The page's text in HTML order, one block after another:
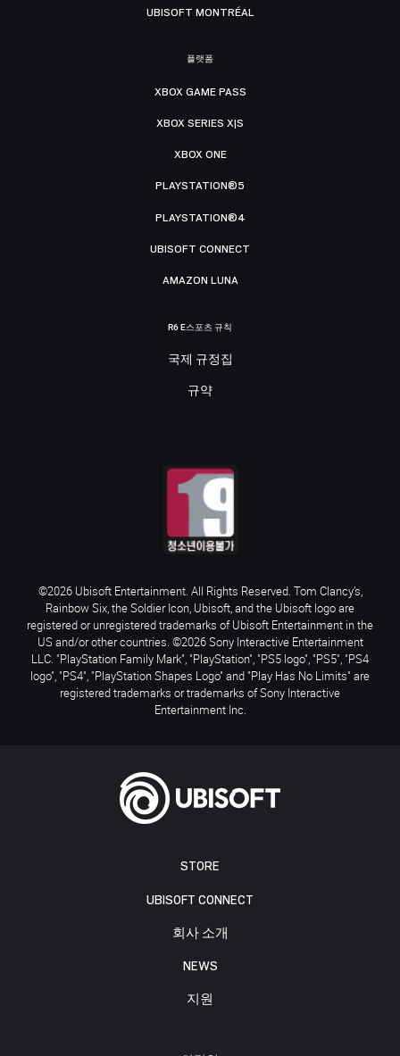
STORE
UBISOFT CONNECT
회사 소개
NEWS
지원
UBISOFT MONTRÉAL
플랫폼
XBOX GAME PASS
XBOX SERIES X|S
XBOX ONE
PLAYSTATION®5
PLAYSTATION®4
UBISOFT CONNECT
AMAZON LUNA
R6 E스포츠 규칙
국제 규정집
규약
©2026 Ubisoft Entertainment. All Rights Reserved. Tom Clancy’s,
Rainbow Six, the Soldier Icon, Ubisoft, and the Ubisoft logo are
registered or unregistered trademarks of Ubisoft Entertainment in the
US and/or other countries. ©2026 Sony Interactive Entertainment
LLC. "PlayStation Family Mark", "PlayStation", "PS5 logo", "PS5", "PS4
logo", "PS4", "PlayStation Shapes Logo" and "Play Has No Limits" are
registered trademarks or trademarks of Sony Interactive
Entertainment Inc.